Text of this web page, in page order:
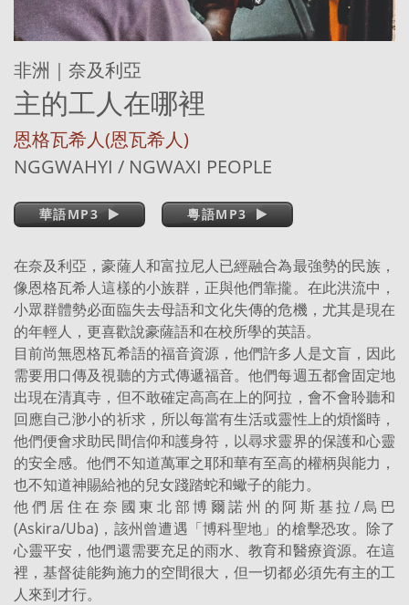
非洲｜奈及利亞
主的工人在哪裡
恩格瓦希人(恩瓦希人)
NGGWAHYI / NGWAXI PEOPLE
華語MP3 粵語MP3
在奈及利亞，豪薩人和富拉尼人已經融合為最強勢的民族，
像恩格瓦希人這樣的小族群，正與他們靠攏。在此洪流中，
小眾群體勢必面臨失去母語和文化失傳的危機，尤其是現在
的年輕人，更喜歡說豪薩語和在校所學的英語。
目前尚無恩格瓦希語的福音資源，他們許多人是文盲，因此
需要用口傳及視聽的方式傳遞福音。他們每週五都會固定地
出現在清真寺，但不敢確定高高在上的阿拉，會不會聆聽和
回應自己渺小的祈求，所以每當有生活或靈性上的煩惱時，
他們便會求助民間信仰和護身符，以尋求靈界的保護和心靈
的安全感。他們不知道萬軍之耶和華有至高的權柄與能力，
也不知道神賜給祂的兒女踐踏蛇和蠍子的能力。
他們居住在奈國東北部博爾諾州的阿斯基拉/烏巴
(Askira/Uba)，該州曾遭遇「博科聖地」的槍擊恐攻。除了
心靈平安，他們還需要充足的雨水、教育和醫療資源。在這
裡，基督徒能夠施力的空間很大，但一切都必須先有主的工
人來到才行。